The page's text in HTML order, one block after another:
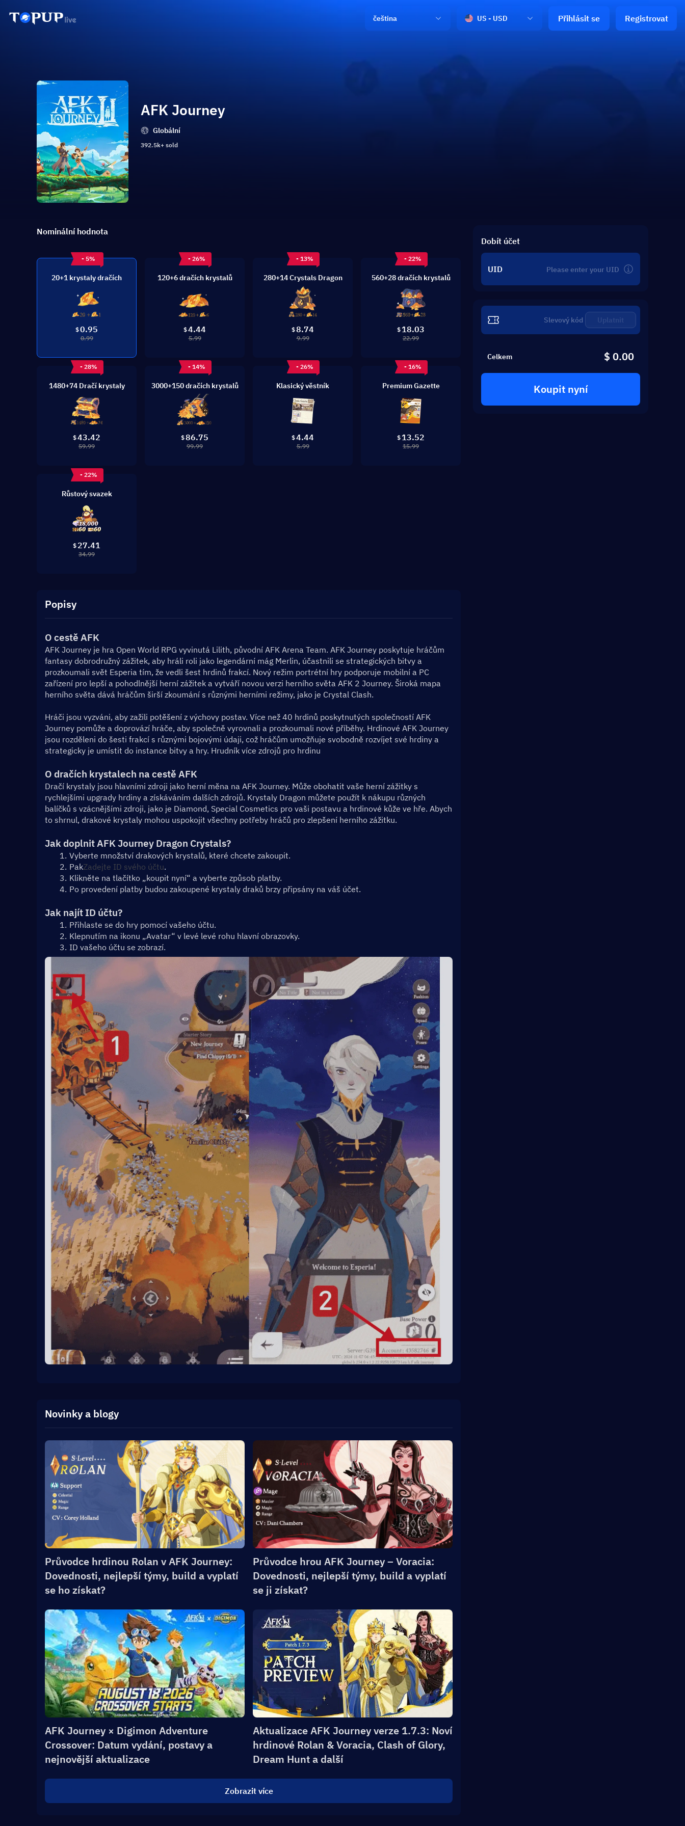
čeština US - USD Přihlásit se Registrovat
AFK Journey
Globální
392.5k+ sold
Nominální hodnota
- 5%
20+1 krystaly dračích
$0.95
0.99
- 26%
120+6 dračích krystalů
$4.44
5.99
- 13%
280+14 Crystals Dragon
$8.74
9.99
- 22%
560+28 dračích krystalů
$ 18.03
22.99
- 28%
1480+74 Dračí krystaly
$43.42
59.99
- 14%
3000+150 dračích krystalů
$86.75
99.99
- 26%
Klasický věstník
$4.44
5.99
- 16%
Premium Gazette
$ 13.52
15.99
- 22%
Růstový svazek
$ 27.41
34.99
Popisy
O cestě AFK
AFK Journey je hra Open World RPG vyvinutá Lilith, původní AFK Arena Team. AFK Journey poskytuje hráčům
fantasy dobrodružný zážitek, aby hráli roli jako legendární mág Merlin, účastnili se strategických bitvy a
prozkoumali svět Esperia tím, že vedli šest hrdinů frakcí. Nový režim portrétní hry podporuje mobilní a PC
zařízení pro lepší a pohodlnější herní zážitek a vytváří novou verzi herního světa AFK 2 Journey. Široká mapa
herního světa dává hráčům širší zkoumání s různými herními režimy, jako je Crystal Clash.
Hráči jsou vyzváni, aby zažili potěšení z výchovy postav. Více než 40 hrdinů poskytnutých společností AFK
Journey pomůže a doprovází hráče, aby společně vyrovnali a prozkoumali nové příběhy. Hrdinové AFK Journey
jsou rozděleni do šesti frakcí s různými bojovými údaji, což hráčům umožňuje svobodně rozvíjet své hrdiny a
strategicky je umístit do instance bitvy a hry. Hrudník více zdrojů pro hrdinu
O dračích krystalech na cestě AFK
Dračí krystaly jsou hlavními zdroji jako herní měna na AFK Journey. Může obohatit vaše herní zážitky s
rychlejšími upgrady hrdiny a získáváním dalších zdrojů. Krystaly Dragon můžete použít k nákupu různých
balíčků s vzácnějšími zdroji, jako je Diamond, Special Cosmetics pro vaši postavu a hrdinové kůže ve hře. Abych
to shrnul, drakové krystaly mohou uspokojit všechny potřeby hráčů pro zlepšení herního zážitku.
Jak doplnit AFK Journey Dragon Crystals?
Vyberte množství drakových krystalů, které chcete zakoupit.
PakZadejte ID svého účtu.
Klikněte na tlačítko „koupit nyní“ a vyberte způsob platby.
Po provedení platby budou zakoupené krystaly draků brzy připsány na váš účet.
Jak najít ID účtu?
Přihlaste se do hry pomocí vašeho účtu.
Klepnutím na ikonu „Avatar“ v levé levé rohu hlavní obrazovky.
ID vašeho účtu se zobrazí.
Novinky a blogy
Průvodce hrdinou Rolan v AFK Journey:
Dovednosti, nejlepší týmy, build a vyplatí
se ho získat?
Průvodce hrou AFK Journey – Voracia:
Dovednosti, nejlepší týmy, build a vyplatí
se ji získat?
AFK Journey × Digimon Adventure
Crossover: Datum vydání, postavy a
nejnovější aktualizace
Aktualizace AFK Journey verze 1.7.3: Noví
hrdinové Rolan & Voracia, Clash of Glory,
Dream Hunt a další
Zobrazit více
Dobít účet
UID
Uplatnit
Celkem $ 0.00
Koupit nyní